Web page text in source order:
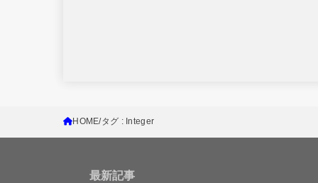
HOME タグ : Integer
最新記事